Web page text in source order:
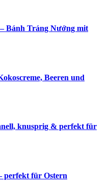
– Bánh Tráng Nướng mit
Beeren und
knusprig & perfekt für
perfekt für Ostern